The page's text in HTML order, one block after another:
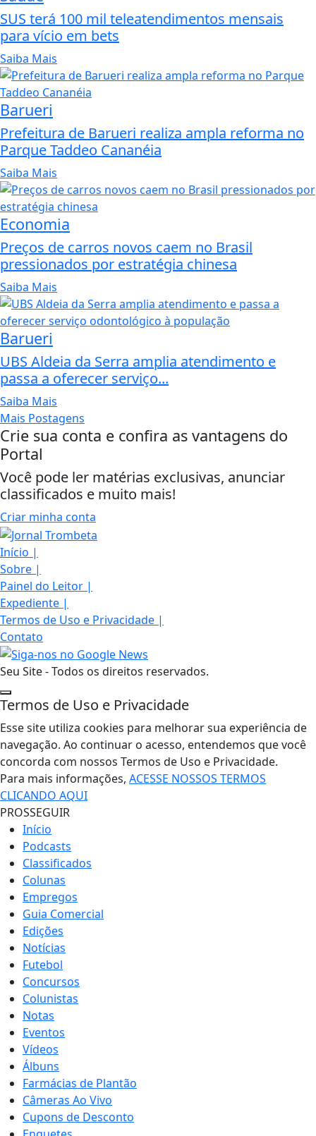
SUS terá 100 mil teleatendimentos mensais
para vício em bets
Saiba Mais
Barueri
Prefeitura de Barueri realiza ampla reforma no
Parque Taddeo Cananéia
Saiba Mais
Economia
Preços de carros novos caem no Brasil
pressionados por estratégia chinesa
Saiba Mais
Barueri
UBS Aldeia da Serra amplia atendimento e
passa a oferecer serviço...
Saiba Mais
Mais Postagens
Crie sua conta e confira as vantagens do
Portal
Você pode ler matérias exclusivas, anunciar
classificados e muito mais!
Criar minha conta
Início |
Sobre |
Painel do Leitor |
Expediente |
Termos de Uso e Privacidade |
Contato
Seu Site - Todos os direitos reservados.
Termos de Uso e Privacidade
Esse site utiliza cookies para melhorar sua experiência de
navegação. Ao continuar o acesso, entendemos que você
concorda com nossos Termos de Uso e Privacidade.
Para mais informações, ACESSE NOSSOS TERMOS
CLICANDO AQUI
PROSSEGUIR
Início
Podcasts
Classificados
Colunas
Empregos
Guia Comercial
Edições
Notícias
Futebol
Concursos
Colunistas
Notas
Eventos
Vídeos
Álbuns
Farmácias de Plantão
Câmeras Ao Vivo
Cupons de Desconto